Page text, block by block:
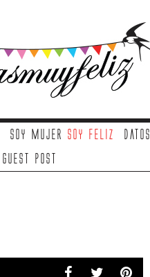
Soy mujer soy feliz Datos
Guest Post